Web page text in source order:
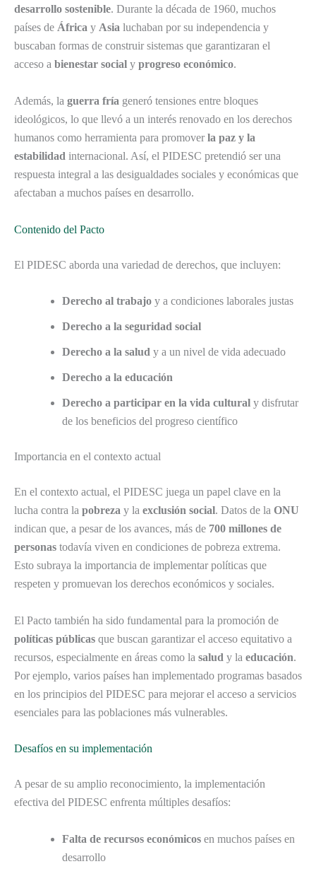
desarrollo sostenible. Durante la década de 1960, muchos
países de África y Asia luchaban por su independencia y
buscaban formas de construir sistemas que garantizaran el
acceso a bienestar social y progreso económico.
Además, la guerra fría generó tensiones entre bloques
ideológicos, lo que llevó a un interés renovado en los derechos
humanos como herramienta para promover la paz y la
estabilidad internacional. Así, el PIDESC pretendió ser una
respuesta integral a las desigualdades sociales y económicas que
afectaban a muchos países en desarrollo.
Contenido del Pacto
El PIDESC aborda una variedad de derechos, que incluyen:
Derecho al trabajo y a condiciones laborales justas
Derecho a la seguridad social
Derecho a la salud y a un nivel de vida adecuado
Derecho a la educación
Derecho a participar en la vida cultural y disfrutar
de los beneficios del progreso científico
Importancia en el contexto actual
En el contexto actual, el PIDESC juega un papel clave en la
lucha contra la pobreza y la exclusión social. Datos de la ONU
indican que, a pesar de los avances, más de 700 millones de
personas todavía viven en condiciones de pobreza extrema.
Esto subraya la importancia de implementar políticas que
respeten y promuevan los derechos económicos y sociales.
El Pacto también ha sido fundamental para la promoción de
políticas públicas que buscan garantizar el acceso equitativo a
recursos, especialmente en áreas como la salud y la educación.
Por ejemplo, varios países han implementado programas basados
en los principios del PIDESC para mejorar el acceso a servicios
esenciales para las poblaciones más vulnerables.
Desafíos en su implementación
A pesar de su amplio reconocimiento, la implementación
efectiva del PIDESC enfrenta múltiples desafíos:
Falta de recursos económicos en muchos países en
desarrollo